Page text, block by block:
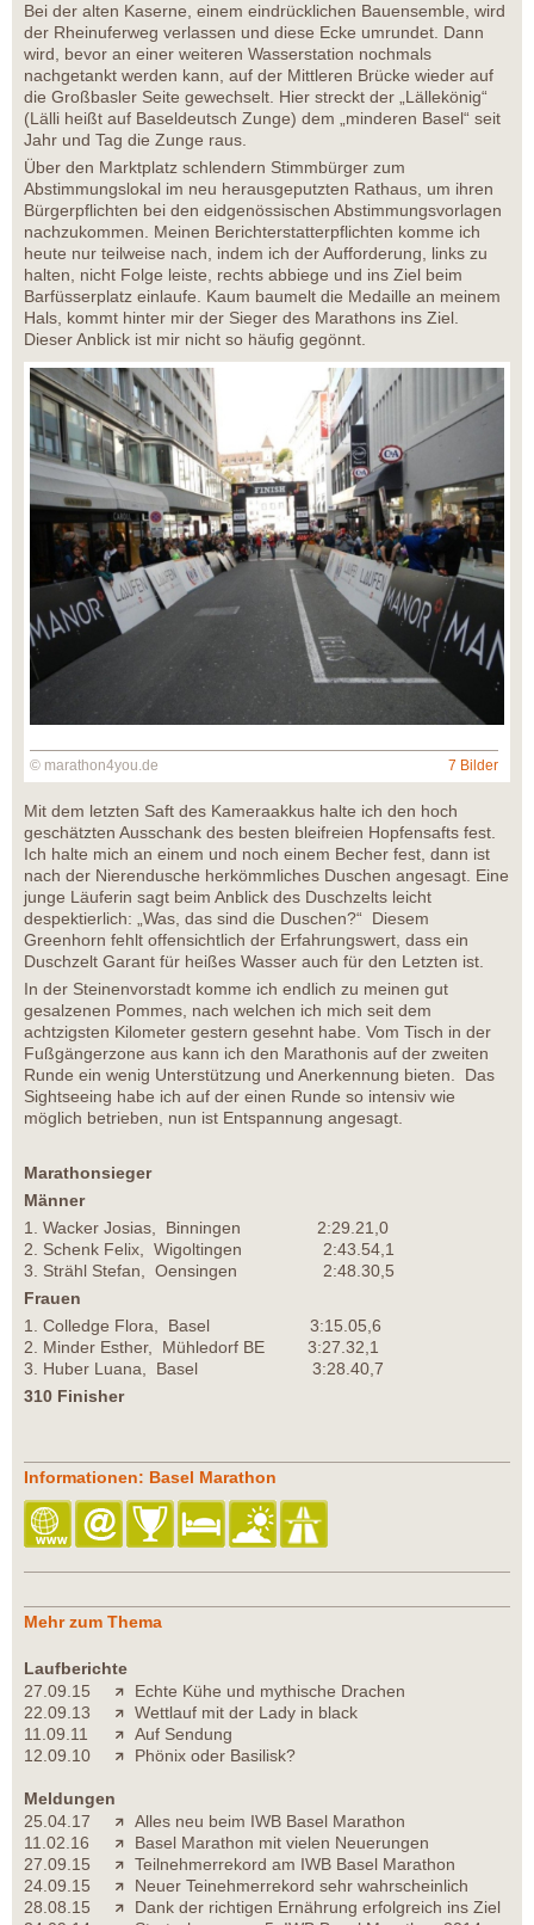
Bei der alten Kaserne, einem eindrücklichen Bauensemble, wird
der Rheinuferweg verlassen und diese Ecke umrundet. Dann
wird, bevor an einer weiteren Wasserstation nochmals
nachgetankt werden kann, auf der Mittleren Brücke wieder auf
die Großbasler Seite gewechselt. Hier streckt der „Lällekönig“
(Lälli heißt auf Baseldeutsch Zunge) dem „minderen Basel“ seit
Jahr und Tag die Zunge raus.
Über den Marktplatz schlendern Stimmbürger zum
Abstimmungslokal im neu herausgeputzten Rathaus, um ihren
Bürgerpflichten bei den eidgenössischen Abstimmungsvorlagen
nachzukommen. Meinen Berichterstatterpflichten komme ich
heute nur teilweise nach, indem ich der Aufforderung, links zu
halten, nicht Folge leiste, rechts abbiege und ins Ziel beim
Barfüsserplatz einlaufe. Kaum baumelt die Medaille an meinem
Hals, kommt hinter mir der Sieger des Marathons ins Ziel.
Dieser Anblick ist mir nicht so häufig gegönnt.
© marathon4you.de 7 Bilder
Mit dem letzten Saft des Kameraakkus halte ich den hoch
geschätzten Ausschank des besten bleifreien Hopfensafts fest.
Ich halte mich an einem und noch einem Becher fest, dann ist
nach der Nierendusche herkömmliches Duschen angesagt. Eine
junge Läuferin sagt beim Anblick des Duschzelts leicht
despektierlich: „Was, das sind die Duschen?“ Diesem
Greenhorn fehlt offensichtlich der Erfahrungswert, dass ein
Duschzelt Garant für heißes Wasser auch für den Letzten ist.
In der Steinenvorstadt komme ich endlich zu meinen gut
gesalzenen Pommes, nach welchen ich mich seit dem
achtzigsten Kilometer gestern gesehnt habe. Vom Tisch in der
Fußgängerzone aus kann ich den Marathonis auf der zweiten
Runde ein wenig Unterstützung und Anerkennung bieten. Das
Sightseeing habe ich auf der einen Runde so intensiv wie
möglich betrieben, nun ist Entspannung angesagt.
Marathonsieger
Männer
1. Wacker Josias, Binningen 2:29.21,0
2. Schenk Felix, Wigoltingen 2:43.54,1
3. Strähl Stefan, Oensingen 2:48.30,5
Frauen
1. Colledge Flora, Basel 3:15.05,6
2. Minder Esther, Mühledorf BE 3:27.32,1
3. Huber Luana, Basel 3:28.40,7
310 Finisher
Informationen: Basel Marathon
Mehr zum Thema
Laufberichte
27.09.15
Echte Kühe und mythische Drachen
22.09.13
Wettlauf mit der Lady in black
11.09.11
Auf Sendung
12.09.10
Phönix oder Basilisk?
Meldungen
25.04.17
Alles neu beim IWB Basel Marathon
11.02.16
Basel Marathon mit vielen Neuerungen
27.09.15
Teilnehmerrekord am IWB Basel Marathon
24.09.15
Neuer Teinehmerrekord sehr wahrscheinlich
28.08.15
Dank der richtigen Ernährung erfolgreich ins Ziel